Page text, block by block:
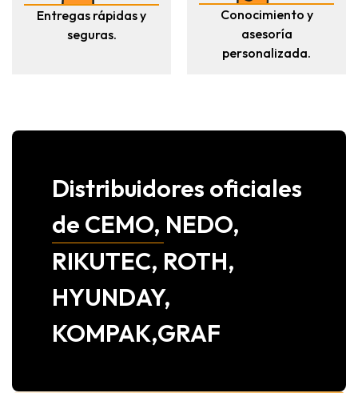
Entregas rápidas y
seguras.
Conocimiento y
asesoría
personalizada.
Distribuidores oficiales
de CEMO, NEDO,
RIKUTEC, ROTH,
HYUNDAY,
KOMPAK,GRAF